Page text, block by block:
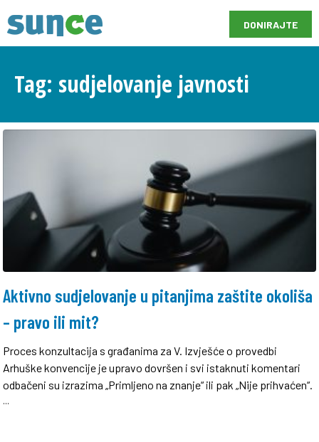
DONIRAJTE
Tag: sudjelovanje javnosti
Aktivno sudjelovanje u pitanjima zaštite okoliša
– pravo ili mit?
Proces konzultacija s građanima za V. Izvješće o provedbi
Arhuške konvencije je upravo dovršen i svi istaknuti komentari
odbačeni su izrazima „Primljeno na znanje“ ili pak „Nije prihvaćen“.
...